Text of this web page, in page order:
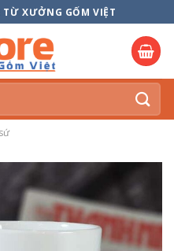
TỪ XƯỞNG GỐM VIỆT